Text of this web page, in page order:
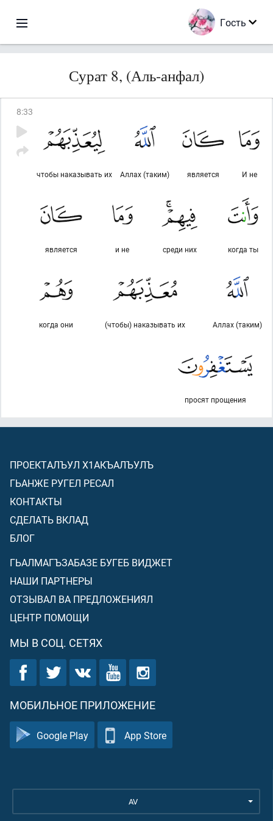
Гость
Сурат 8, (Аль-анфал)
8:33
И не
является
Аллах (таким)
чтобы наказывать их
когда ты
среди них
и не
является
Аллах (таким)
(чтобы) наказывать их
когда они
просят прощения
ПРОЕКТАЛЪУЛ Х1АКЪАЛЪУЛЪ
ГЬАНЖЕ РУГЕЛ РЕСАЛ
КОНТАКТЫ
СДЕЛАТЬ ВКЛАД
БЛОГ
ГЬАЛМАГЪЗАБАЗЕ БУГЕБ ВИДЖЕТ
НАШИ ПАРТНЕРЫ
ОТЗЫВАЛ ВА ПРЕДЛОЖЕНИЯЛ
ЦЕНТР ПОМОЩИ
МЫ В СОЦ. СЕТЯХ
МОБИЛЬНОЕ ПРИЛОЖЕНИЕ
Google Play App Store
AV